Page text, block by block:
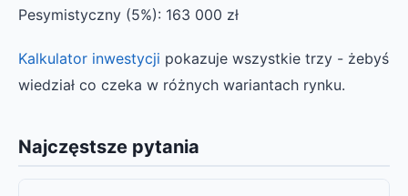
Pesymistyczny (5%): 163 000 zł
Kalkulator inwestycji pokazuje wszystkie trzy - żebyś
wiedział co czeka w różnych wariantach rynku.
Najczęstsze pytania